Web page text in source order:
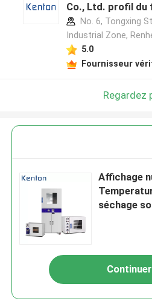
Co., Ltd. profil du
No. 6, Tongxing
Industrial Zone,
5.0
Fournisseur
Regardez
Affichage
séchage
Continuer